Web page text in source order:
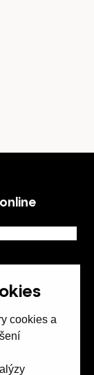
cookies a